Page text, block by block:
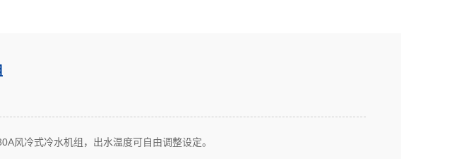
风冷式冷水机组，出水温度可自由调整设定。